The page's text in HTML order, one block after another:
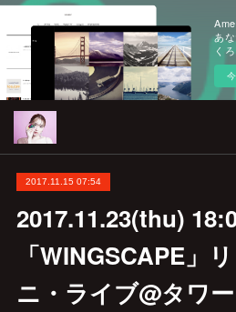
あ
く
2017.11.15 07:54
2017.11.23(thu)
「WINGSCAPE」
ニ・ライブ@タワ